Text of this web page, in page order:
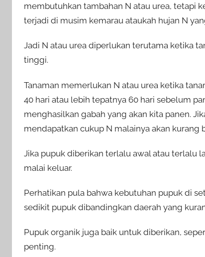
membutuhkan tambahan N atau urea, tetapi
terjadi di musim kemarau ataukah hujan N
Jadi N atau urea diperlukan terutama ketika
tinggi.
Tanaman memerlukan N atau urea ketika
40 hari atau lebih tepatnya 60 hari sebelum
menghasilkan gabah yang akan kita panen.
mendapatkan cukup N malainya akan kurang
Jika pupuk diberikan terlalu awal atau terlalu
malai keluar.
Perhatikan pula bahwa kebutuhan pupuk di
sedikit pupuk dibandingkan daerah yang
Pupuk organik juga baik untuk diberikan,
penting.